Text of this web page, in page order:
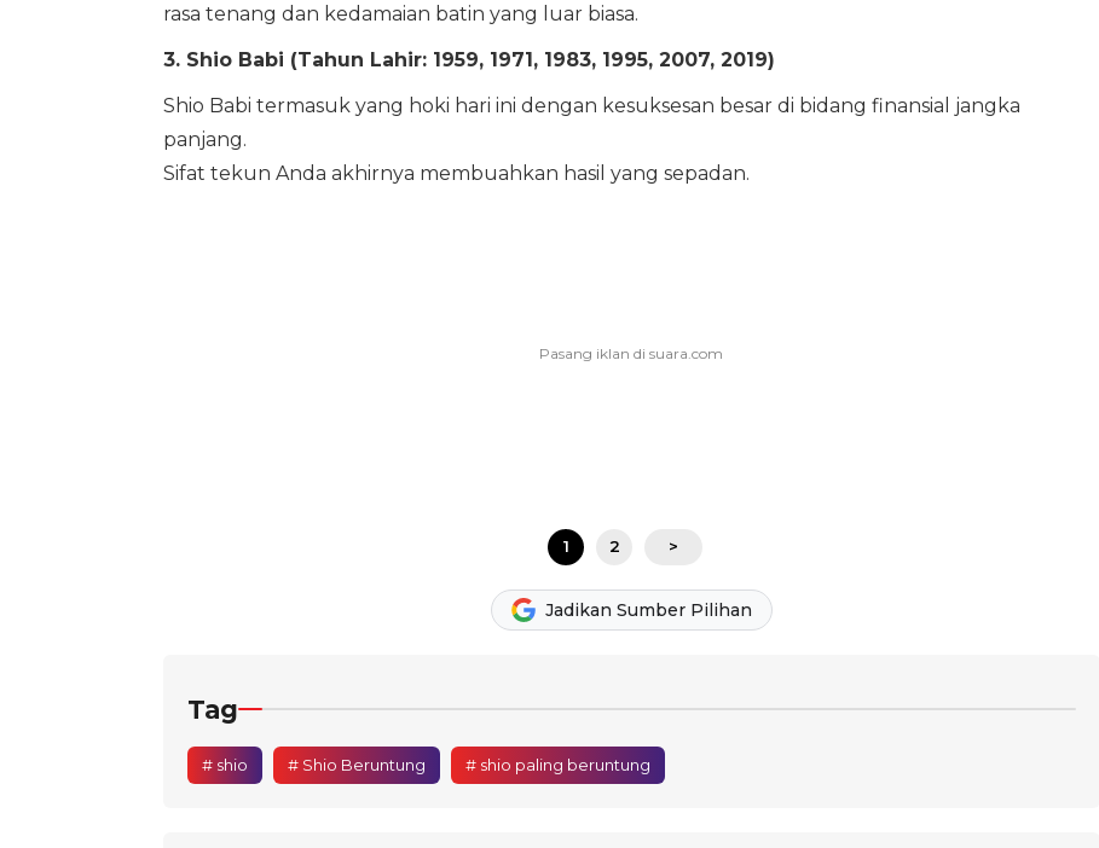
rasa tenang dan kedamaian batin yang luar biasa.
3. Shio Babi (Tahun Lahir: 1959, 1971, 1983, 1995, 2007, 2019)
Shio Babi termasuk yang hoki hari ini dengan kesuksesan besar di bidang finansial jangka
panjang.
Sifat tekun Anda akhirnya membuahkan hasil yang sepadan.
1 2 >
Jadikan Sumber Pilihan
Tag
# shio # Shio Beruntung # shio paling beruntung